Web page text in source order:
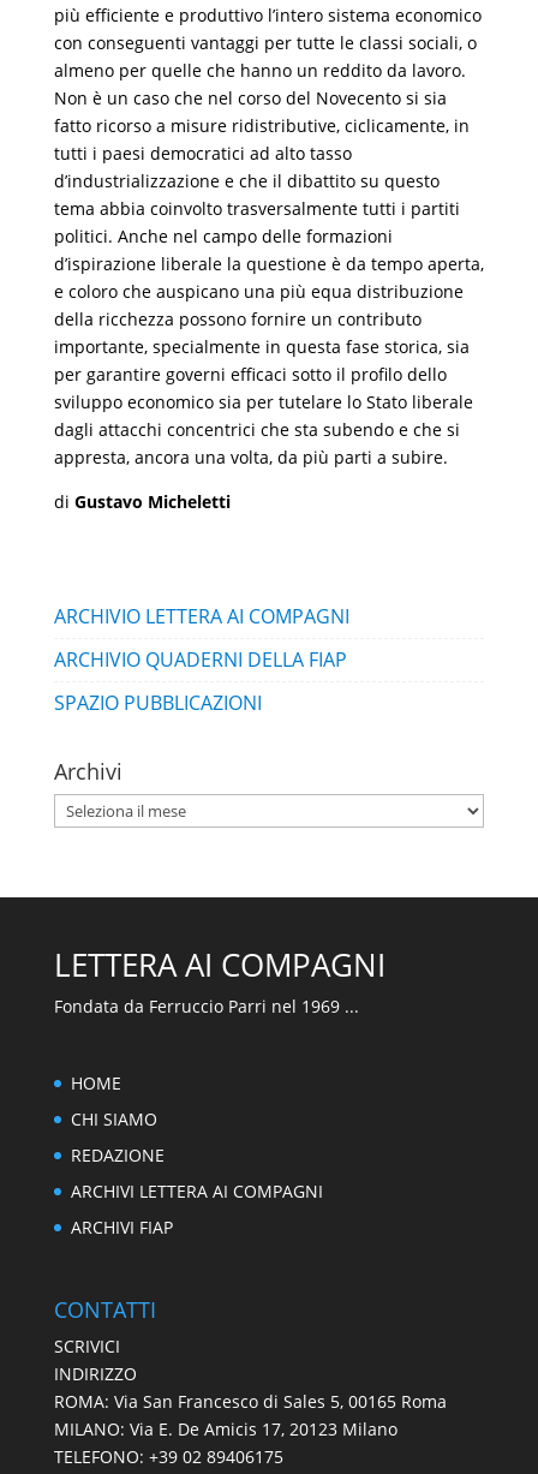
più efficiente e produttivo l’intero sistema economico
con conseguenti vantaggi per tutte le classi sociali, o
almeno per quelle che hanno un reddito da lavoro.
Non è un caso che nel corso del Novecento si sia
fatto ricorso a misure ridistributive, ciclicamente, in
tutti i paesi democratici ad alto tasso
d’industrializzazione e che il dibattito su questo
tema abbia coinvolto trasversalmente tutti i partiti
politici. Anche nel campo delle formazioni
d’ispirazione liberale la questione è da tempo aperta,
e coloro che auspicano una più equa distribuzione
della ricchezza possono fornire un contributo
importante, specialmente in questa fase storica, sia
per garantire governi efficaci sotto il profilo dello
sviluppo economico sia per tutelare lo Stato liberale
dagli attacchi concentrici che sta subendo e che si
appresta, ancora una volta, da più parti a subire.
di Gustavo Micheletti
ARCHIVIO LETTERA AI COMPAGNI
ARCHIVIO QUADERNI DELLA FIAP
SPAZIO PUBBLICAZIONI
Archivi
Archivi
LETTERA AI COMPAGNI
Fondata da Ferruccio Parri nel 1969 ...
HOME
CHI SIAMO
REDAZIONE
ARCHIVI LETTERA AI COMPAGNI
ARCHIVI FIAP
CONTATTI
SCRIVICI
INDIRIZZO
ROMA: Via San Francesco di Sales 5, 00165 Roma
MILANO: Via E. De Amicis 17, 20123 Milano
TELEFONO: +39 02 89406175
🇮🇹
Disattiva Immagini
Navigazione Tastiera
Cursore Grande
Guida Lettura